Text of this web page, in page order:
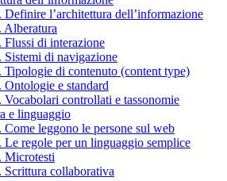
Definire l’architettura dell’informazione
Alberatura
Flussi di interazione
Sistemi di navigazione
Tipologie di contenuto (content type)
Ontologie e standard
Vocabolari controllati e tassonomie
e linguaggio
Come leggono le persone sul web
Le regole per un linguaggio semplice
Microtesti
Scrittura collaborativa